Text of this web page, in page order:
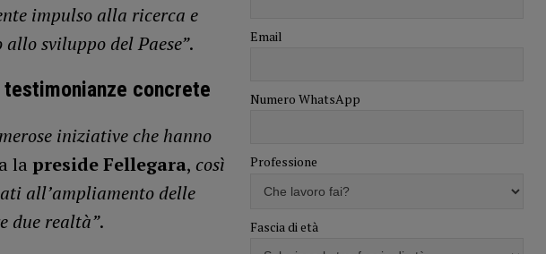
impulso alla ricerca e
sviluppo del Paese”.
concrete
iniziative che hanno
la preside Fellegara, così
all’ampliamento delle
due realtà”.
Email
Numero WhatsApp
Professione
Fascia di età